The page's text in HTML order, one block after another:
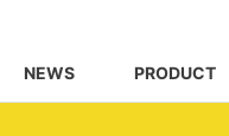
NEWS PRODUCT